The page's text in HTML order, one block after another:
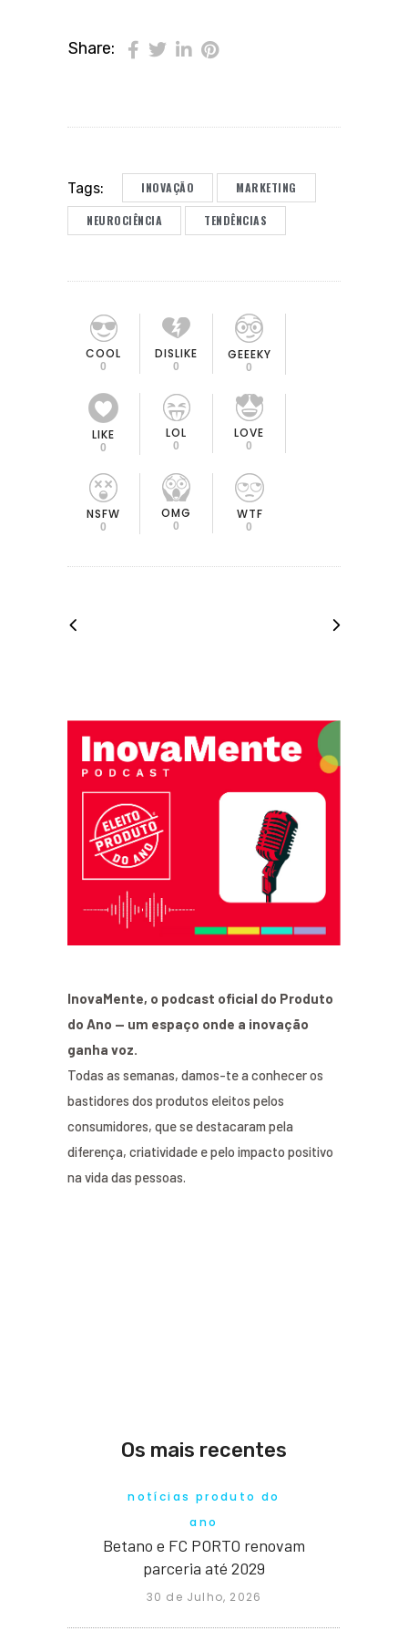
Share:
Tags: INOVAÇÃO MARKETING
NEUROCIÊNCIA TENDÊNCIAS
COOL
0
DISLIKE
0
GEEEKY
0
LIKE
0
LOL
0
LOVE
0
NSFW
0
OMG
0
WTF
0
InovaMente, o podcast oficial do Produto
do Ano — um espaço onde a inovação
ganha voz.
Todas as semanas, damos-te a conhecer os
bastidores dos produtos eleitos pelos
consumidores, que se destacaram pela
diferença, criatividade e pelo impacto positivo
na vida das pessoas.
Os mais recentes
notícias produto do
ano
Betano e FC PORTO renovam
parceria até 2029
30 de Julho, 2026